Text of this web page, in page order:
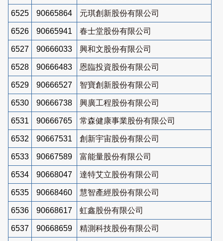
6525 90665864 元琪創新股份有限公司
6526 90665941 春士堂股份有限公司
6527 90666033 興和文股份有限公司
6528 90666483 恩臨投資股份有限公司
6529 90666527 智寶創新股份有限公司
6530 90666738 興廣工程股份有限公司
6531 90666765 常森健康事業股份有限公司
6532 90667531 創新宇宙股份有限公司
6533 90667589 富能量股份有限公司
6534 90668047 達特艾立股份有限公司
6535 90668460 慧智產經股份有限公司
6536 90668617 虹鑫股份有限公司
6537 90668659 精測科技股份有限公司